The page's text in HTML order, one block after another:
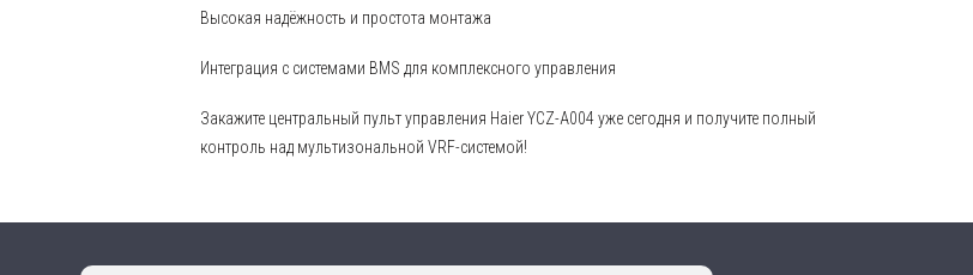
Высокая надёжность и простота монтажа
Интеграция с системами BMS для комплексного управления
Закажите центральный пульт управления Haier YCZ-A004 уже сегодня и получите полный
контроль над мультизональной VRF-системой!